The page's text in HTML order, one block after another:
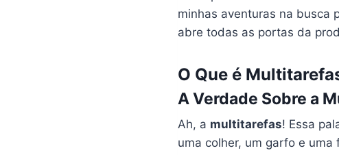
minhas aventuras na busca
abre todas as portas da
O Que é
A Verdade Sobre a
Ah, a multitarefas! Essa
uma colher, um garfo e